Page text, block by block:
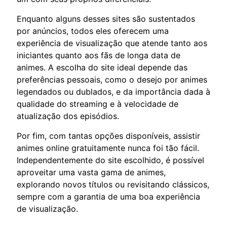
Enquanto alguns desses sites são sustentados
por anúncios, todos eles oferecem uma
experiência de visualização que atende tanto aos
iniciantes quanto aos fãs de longa data de
animes. A escolha do site ideal depende das
preferências pessoais, como o desejo por animes
legendados ou dublados, e da importância dada à
qualidade do streaming e à velocidade de
atualização dos episódios.
Por fim, com tantas opções disponíveis, assistir
animes online gratuitamente nunca foi tão fácil.
Independentemente do site escolhido, é possível
aproveitar uma vasta gama de animes,
explorando novos títulos ou revisitando clássicos,
sempre com a garantia de uma boa experiência
de visualização.